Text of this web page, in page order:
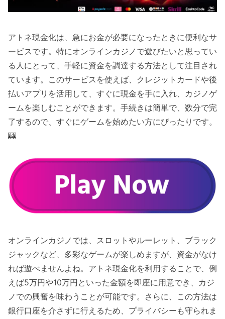
アトネ現金化は、急にお金が必要になったときに便利なサ
ービスです。特にオンラインカジノで遊びたいと思ってい
る人にとって、手軽に資金を調達する方法として注目され
ています。このサービスを使えば、クレジットカードや後
払いアプリを活用して、すぐに現金を手に入れ、カジノゲ
ームを楽しむことができます。手続きは簡単で、数分で完
了するので、すぐにゲームを始めたい方にぴったりです。
🎰
オンラインカジノでは、スロットやルーレット、ブラック
ジャックなど、多彩なゲームが楽しめますが、資金がなけ
れば遊べませんよね。アトネ現金化を利用することで、例
えば5万円や10万円といった金額を即座に用意でき、カジ
ノでの興奮を味わうことが可能です。さらに、この方法は
銀行口座を介さずに行えるため、プライバシーも守られま